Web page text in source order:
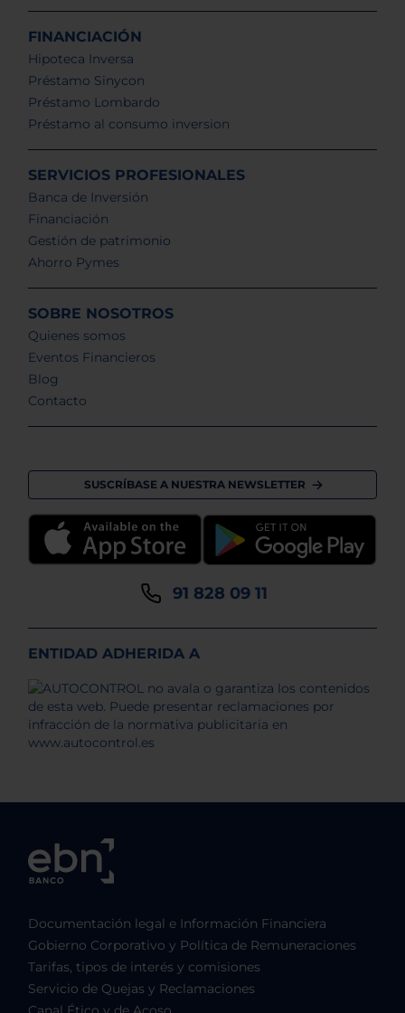
FINANCIACIÓN
Hipoteca Inversa
Préstamo Sinycon
Préstamo Lombardo
Préstamo al consumo inversion
SERVICIOS PROFESIONALES
Banca de Inversión
Financiación
Gestión de patrimonio
Ahorro Pymes
SOBRE NOSOTROS
Quienes somos
Eventos Financieros
Blog
Contacto
SUSCRÍBASE A NUESTRA NEWSLETTER
91 828 09 11
ENTIDAD ADHERIDA A
Documentación legal e Información Financiera
Gobierno Corporativo y Política de Remuneraciones
Tarifas, tipos de interés y comisiones
Servicio de Quejas y Reclamaciones